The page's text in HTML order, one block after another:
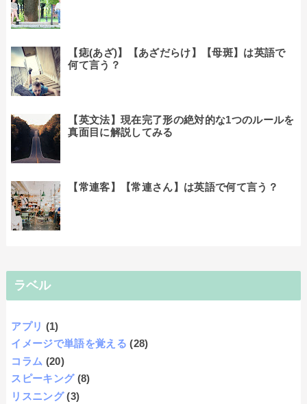
【痣(あざ)】【あざだらけ】【母斑】は英語で
何て言う？
【英文法】現在完了形の絶対的な1つのルールを
真面目に解説してみる
【常連客】【常連さん】は英語で何て言う？
ラベル
アプリ (1)
イメージで単語を覚える (28)
コラム (20)
スピーキング (8)
リスニング (3)